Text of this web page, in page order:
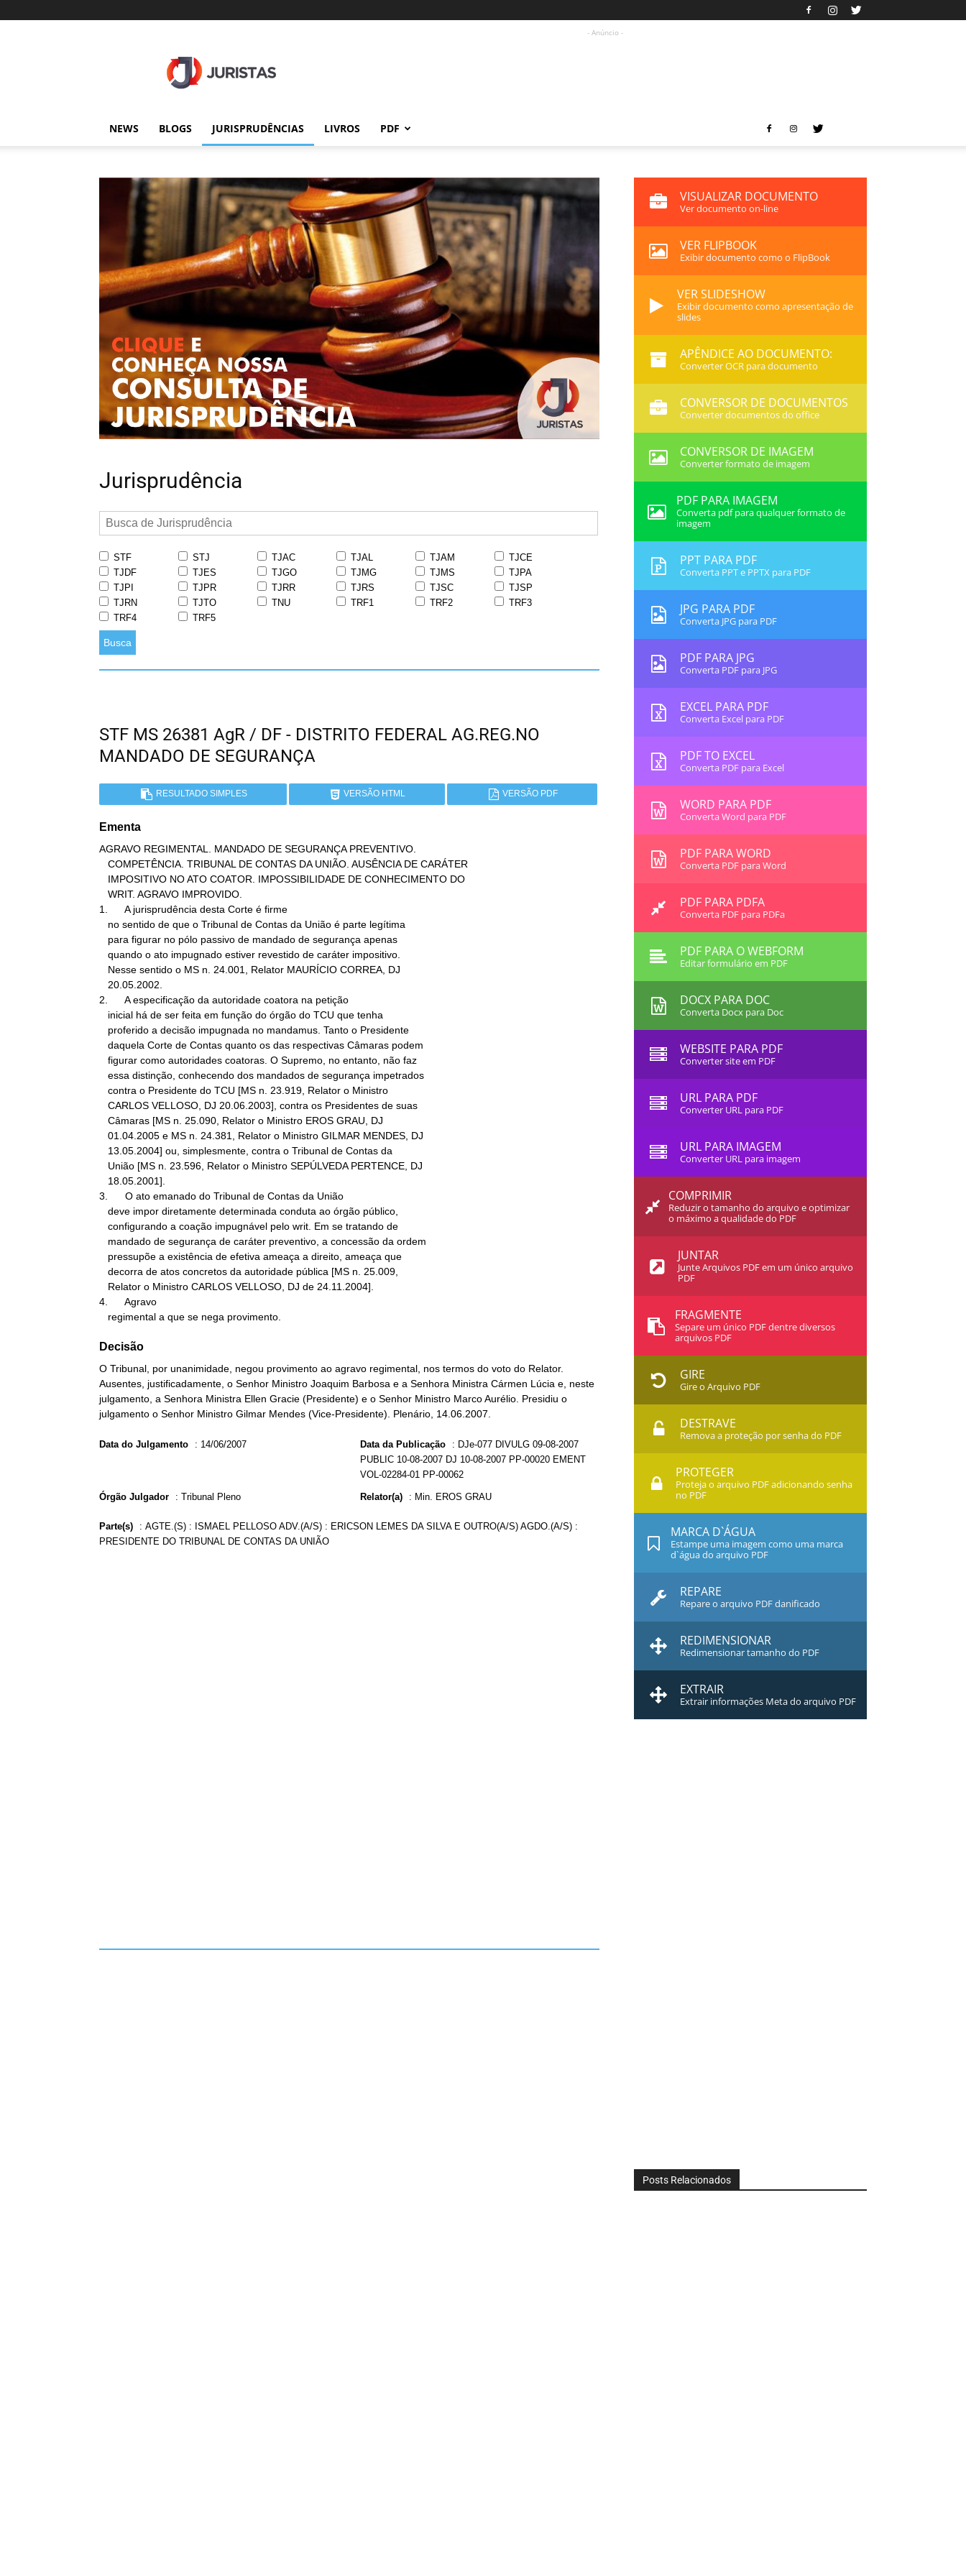
- Anúncio -
NEWS BLOGS JURISPRUDÊNCIAS LIVROS PDF
Jurisprudência
STF STJ TJAC TJAL TJAM
TJCE
TJDF
TJES TJGO TJMG TJMS
TJPA
TJPI
TJPR TJRR TJRS TJSC
TJSP
TJRN
TJTO TNU TRF1 TRF2
TRF3
TRF4
TRF5
Busca
STF MS 26381 AgR / DF - DISTRITO FEDERAL AG.REG.NO
MANDADO DE SEGURANÇA
RESULTADO SIMPLES VERSÃO HTML VERSÃO PDF
Ementa
AGRAVO REGIMENTAL. MANDADO DE SEGURANÇA PREVENTIVO.
1.      A jurisprudência desta Corte é firme
2.      A especificação da autoridade coatora na petição
3.      O ato emanado do Tribunal de Contas da União
4.      Agravo
   regimental a que se nega provimento.
Decisão
O Tribunal, por unanimidade, negou provimento ao agravo regimental, nos termos do voto do Relator.
Ausentes, justificadamente, o Senhor Ministro Joaquim Barbosa e a Senhora Ministra Cármen Lúcia e, neste
julgamento, a Senhora Ministra Ellen Gracie (Presidente) e o Senhor Ministro Marco Aurélio. Presidiu o
julgamento o Senhor Ministro Gilmar Mendes (Vice-Presidente). Plenário, 14.06.2007.
Data do Julgamento : 14/06/2007 Data da Publicação : DJe-077 DIVULG 09-08-2007
PUBLIC 10-08-2007 DJ 10-08-2007 PP-00020 EMENT
VOL-02284-01 PP-00062
Órgão Julgador : Tribunal Pleno Relator(a) : Min. EROS GRAU
Parte(s) : AGTE.(S) : ISMAEL PELLOSO ADV.(A/S) : ERICSON LEMES DA SILVA E OUTRO(A/S) AGDO.(A/S) :
PRESIDENTE DO TRIBUNAL DE CONTAS DA UNIÃO
VISUALIZAR DOCUMENTO
Ver documento on-line
VER FLIPBOOK
Exibir documento como o FlipBook
VER SLIDESHOW
Exibir documento como apresentação de
slides
APÊNDICE AO DOCUMENTO:
Converter OCR para documento
CONVERSOR DE DOCUMENTOS
Converter documentos do office
CONVERSOR DE IMAGEM
Converter formato de imagem
PDF PARA IMAGEM
Converta pdf para qualquer formato de
imagem
PPT PARA PDF
Converta PPT e PPTX para PDF
JPG PARA PDF
Converta JPG para PDF
PDF PARA JPG
Converta PDF para JPG
EXCEL PARA PDF
Converta Excel para PDF
PDF TO EXCEL
Converta PDF para Excel
WORD PARA PDF
Converta Word para PDF
PDF PARA WORD
Converta PDF para Word
PDF PARA PDFA
Converta PDF para PDFa
PDF PARA O WEBFORM
Editar formulário em PDF
DOCX PARA DOC
Converta Docx para Doc
WEBSITE PARA PDF
Converter site em PDF
URL PARA PDF
Converter URL para PDF
URL PARA IMAGEM
Converter URL para imagem
COMPRIMIR
Reduzir o tamanho do arquivo e optimizar
o máximo a qualidade do PDF
JUNTAR
Junte Arquivos PDF em um único arquivo
PDF
FRAGMENTE
Separe um único PDF dentre diversos
arquivos PDF
GIRE
Gire o Arquivo PDF
DESTRAVE
Remova a proteção por senha do PDF
PROTEGER
Proteja o arquivo PDF adicionando senha
no PDF
MARCA D`ÁGUA
Estampe uma imagem como uma marca
d`água do arquivo PDF
REPARE
Repare o arquivo PDF danificado
REDIMENSIONAR
Redimensionar tamanho do PDF
EXTRAIR
Extrair informações Meta do arquivo PDF
Posts Relacionados